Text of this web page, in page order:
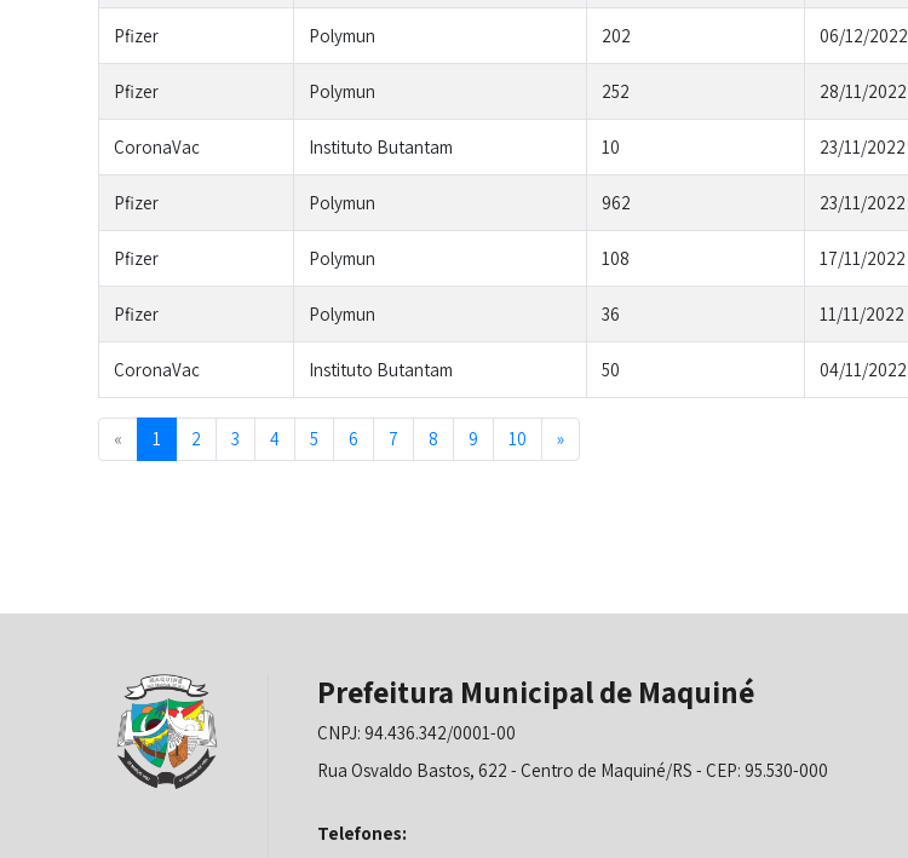
Pfizer Polymun 202 06/12/2022
Pfizer Polymun 252 28/11/2022
CoronaVac Instituto Butantam 10 23/11/2022
Pfizer Polymun 962 23/11/2022
Pfizer Polymun 108 17/11/2022
Pfizer Polymun 36 11/11/2022
CoronaVac Instituto Butantam 50 04/11/2022
«Previous
1 2 3 4 5 6 7 8 9 10 »Next
Prefeitura Municipal de Maquiné
CNPJ: 94.436.342/0001-00
Rua Osvaldo Bastos, 622 - Centro de Maquiné/RS - CEP: 95.530-000
Telefones: